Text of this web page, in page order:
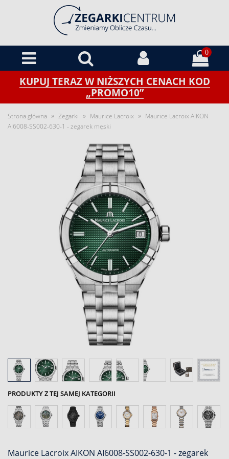
0
KUPUJ TERAZ W NIŻSZYCH CENACH KOD
„PROMO10”
Strona główna » Zegarki » Maurice Lacroix » Maurice Lacroix AIKON
AI6008-SS002-630-1 - zegarek męski
PRODUKTY Z TEJ SAMEJ KATEGORII
Maurice Lacroix AIKON AI6008-SS002-630-1 - zegarek